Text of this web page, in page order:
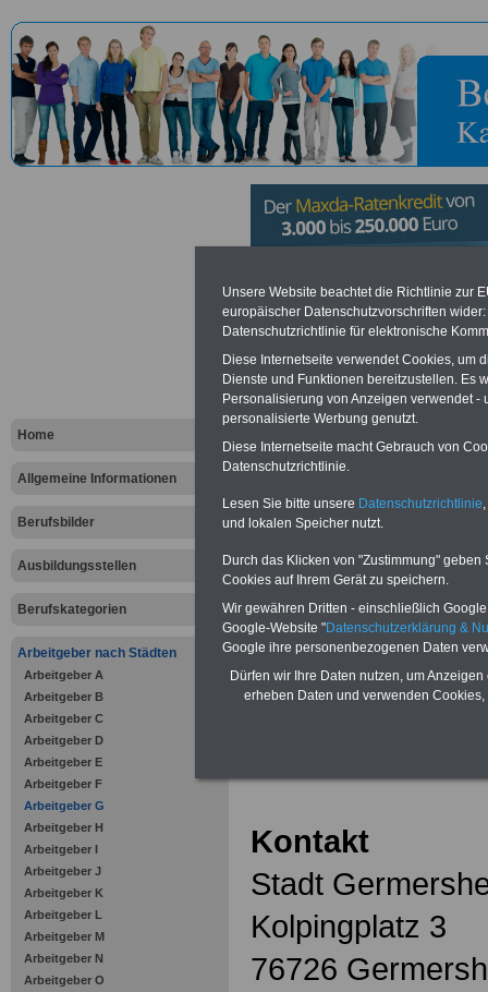
Home
Allgemeine Informationen
Berufsbilder
Ausbildungsstellen
Berufskategorien
Arbeitgeber nach Städten
Arbeitgeber A
Arbeitgeber B
Arbeitgeber C
Arbeitgeber D
Arbeitgeber E
Arbeitgeber F
Arbeitgeber G
Arbeitgeber H
Arbeitgeber I
Arbeitgeber J
Arbeitgeber K
Arbeitgeber L
Arbeitgeber M
Arbeitgeber N
Arbeitgeber O
Stadt
Vorteile für den öffentlichen
Vergleichen und sparen
Bausparen schon ab 16 Jahren
Berufsunfähigkeitsabsicherung
Online-Vergleich Gesetzliche
Krankenkassen
Vorteile der Privaten
Krankenversicherung
zurück zur
Kontakt
Stadt
Kolpingplatz 3
76726
Unsere Website beachtet die Richtlinie zur
europäischer Datenschutzvorschriften
Datenschutzrichtlinie für elektronische
Diese Internetseite verwendet Cookies, um
Dienste und Funktionen bereitzustellen. Es
Personalisierung von Anzeigen verwendet
personalisierte Werbung genutzt.
Diese Internetseite macht Gebrauch von
Datenschutzrichtlinie.
Lesen Sie bitte unsere Datenschutzrichtlinie
und lokalen Speicher nutzt.
Durch das Klicken von "Zustimmung"
Cookies auf Ihrem Gerät zu speichern.
Wir gewähren Dritten - einschließlich
Google-Website "Datenschutzerklärung &
Google ihre personenbezogenen Daten
Dürfen wir Ihre Daten nutzen, um
erheben Daten und verwenden